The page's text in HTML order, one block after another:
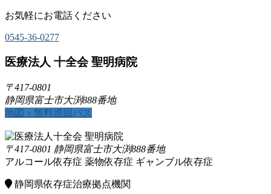
お気軽にお電話ください
0545-36-0277
医療法人 十全会 聖明病院
〒417-0801
静岡県富士市大渕888番地
地図・無料巡回バス
〒417-0801 静岡県富士市大渕888番地
アルコール依存症 薬物依存症 ギャンブル依存症
静岡県依存症治療拠点機関